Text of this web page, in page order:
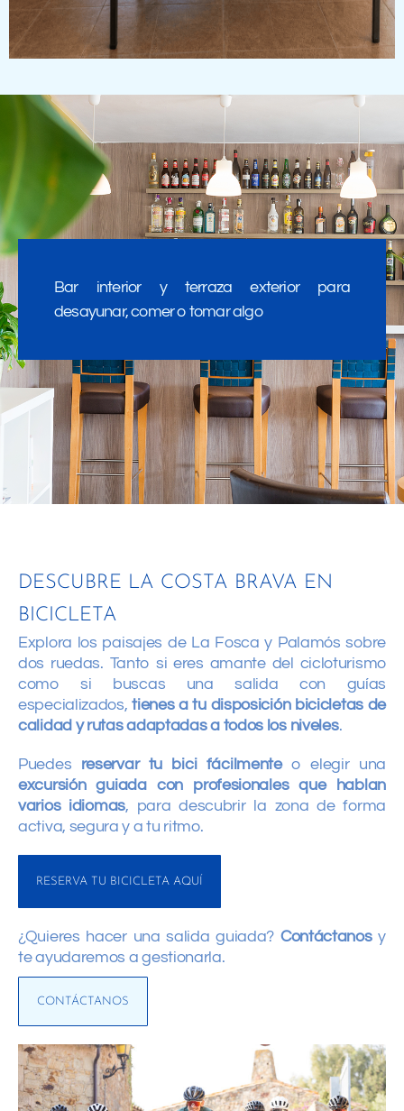
Bar interior y terraza exterior para
desayunar, comer o tomar algo
DESCUBRE LA COSTA BRAVA EN
BICICLETA
Explora los paisajes de La Fosca y Palamós sobre
dos ruedas. Tanto si eres amante del cicloturismo
como si buscas una salida con guías
especializados,tienes a tu disposición bicicletas de
calidad y rutas adaptadas a todos los niveles.
Puedes reservar tu bici fácilmenteo elegir una
excursión guiada con profesionales que hablan
varios idiomas, para descubrir la zona de forma
activa, segura y a tu ritmo.
RESERVA TU BICICLETA AQUÍ
¿Quieres hacer una salida guiada? Contáctanosy
te ayudaremos a gestionarla.
CONTÁCTANOS